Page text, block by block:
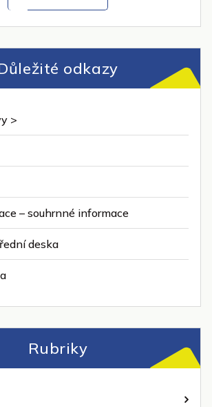
odkazy
>
– souhrnné informace
deska
Rubriky